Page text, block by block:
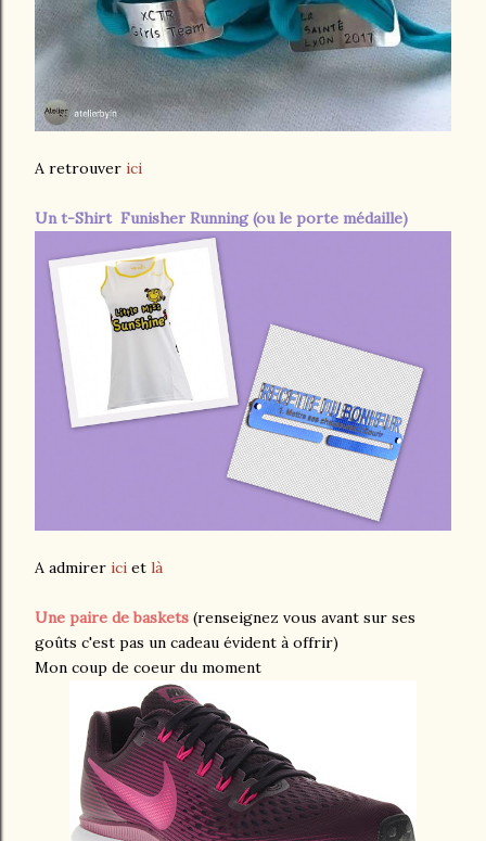
A retrouver ici
Un t-Shirt Funisher Running (ou le porte médaille)
A admirer ici et là
Une paire de baskets (renseignez vous avant sur ses
goûts c'est pas un cadeau évident à offrir)
Mon coup de coeur du moment